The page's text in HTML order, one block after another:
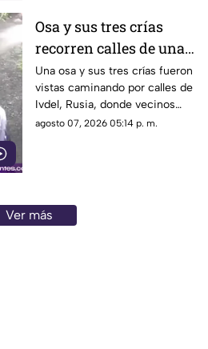
Osa y sus tres crías
recorren calles de una
ciudad en Rusia
Una osa y sus tres crías fueron
vistas caminando por calles de
Ivdel, Rusia, donde vecinos
reportan un aumento en los
agosto 07, 2026 05:14 p. m.
Ver más